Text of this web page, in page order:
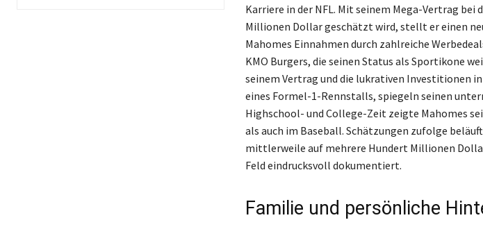
Karriere in der NFL. Mit seinem Mega-Vertrag bei
Millionen Dollar geschätzt wird, stellt er einen
Mahomes Einnahmen durch zahlreiche
KMO Burgers, die seinen Status als Sportikone
seinem Vertrag und die lukrativen Investitionen
eines Formel-1-Rennstalls, spiegeln seinen
Highschool- und College-Zeit zeigte Mahomes
als auch im Baseball. Schätzungen zufolge
mittlerweile auf mehrere Hundert Millionen
Feld eindrucksvoll dokumentiert.
Familie und persönliche